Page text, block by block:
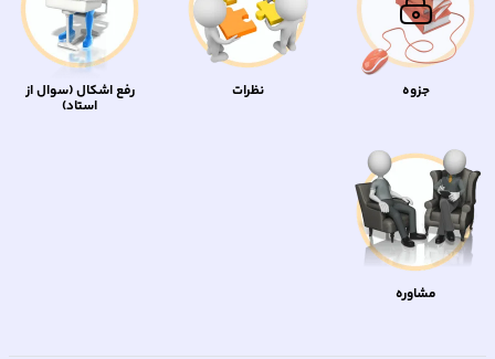
جزوه نظرات رفع اشکال (سوال از
استاد)
مشاوره